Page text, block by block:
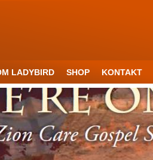
LADYBIRD SHOP KONTAKT